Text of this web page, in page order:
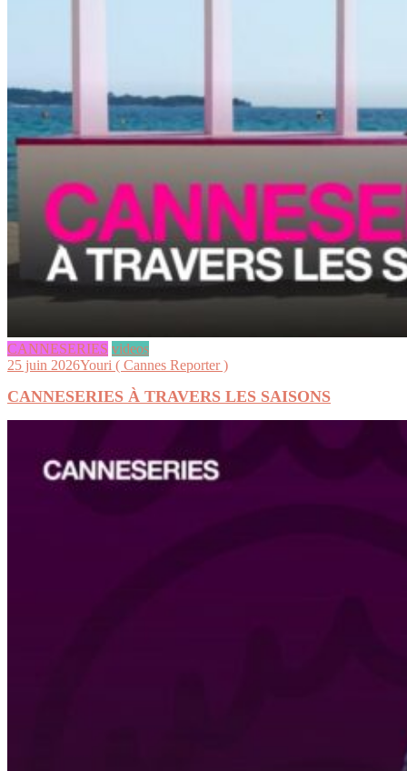
CANNESERIES videos
25 juin 2026Youri ( Cannes Reporter )
CANNESERIES À TRAVERS LES SAISONS